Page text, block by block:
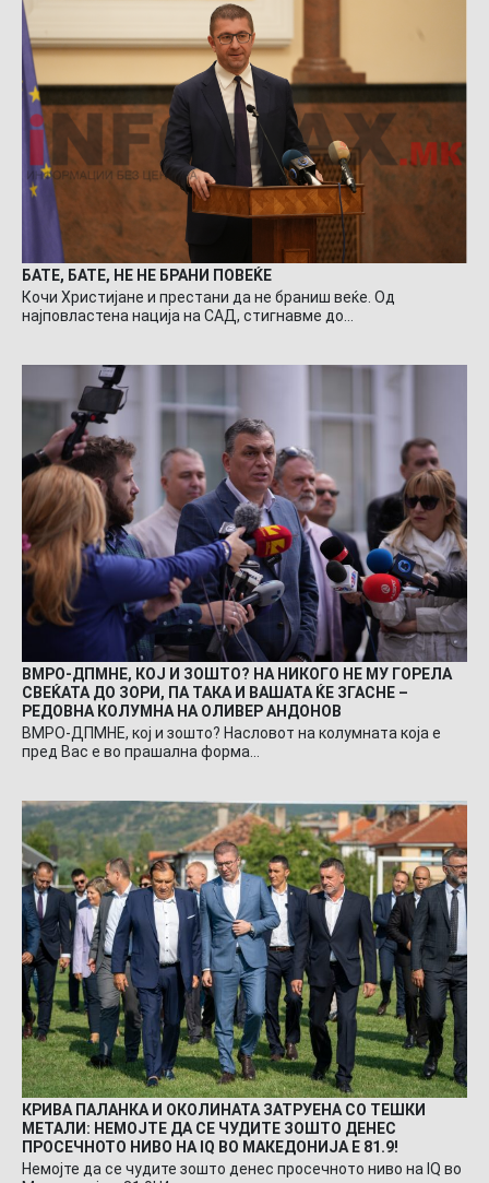
БАТЕ, БАТЕ, НЕ НЕ БРАНИ ПОВЕЌЕ
Кочи Христијане и престани да не браниш веќе. Од
најповластена нација на САД, стигнавме до…
ВМРО-ДПМНЕ, КОЈ И ЗОШТО? НА НИКОГО НЕ МУ ГОРЕЛА
СВЕЌАТА ДО ЗОРИ, ПА ТАКА И ВАШАТА ЌЕ ЗГАСНЕ –
РЕДОВНА КОЛУМНА НА ОЛИВЕР АНДОНОВ
ВМРО-ДПМНЕ, кој и зошто? Насловот на колумната која е
пред Вас е во прашална форма…
КРИВА ПАЛАНКА И ОКОЛИНАТА ЗАТРУЕНА СО ТЕШКИ
МЕТАЛИ: НЕМОЈТЕ ДА СЕ ЧУДИТЕ ЗОШТО ДЕНЕС
ПРОСЕЧНОТО НИВО НА IQ ВО МАКЕДОНИЈА Е 81.9!
Немојте да се чудите зошто денес просечното ниво на IQ во